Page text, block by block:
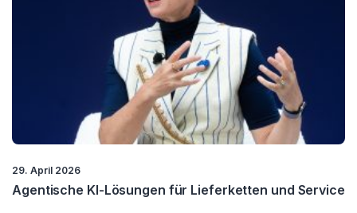
29. April 2026
Agentische KI-Lösungen für Lieferketten und Service